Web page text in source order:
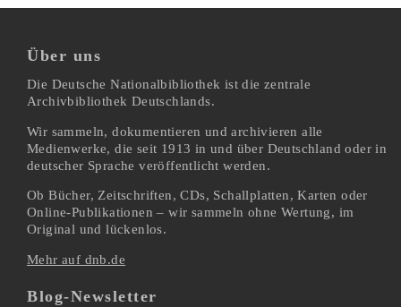
Über uns
Die Deutsche Nationalbibliothek ist die zentrale
Archivbibliothek Deutschlands.
Wir sammeln, dokumentieren und archivieren alle
Medienwerke, die seit 1913 in und über Deutschland oder in
deutscher Sprache veröffentlicht werden.
Ob Bücher, Zeitschriften, CDs, Schallplatten, Karten oder
Online-Publikationen – wir sammeln ohne Wertung, im
Original und lückenlos.
Mehr auf dnb.de
Blog-Newsletter